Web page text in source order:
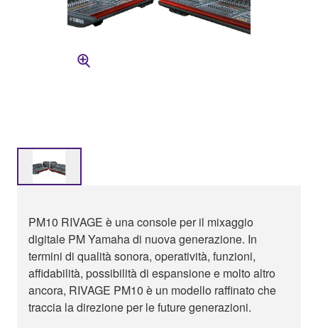
PM10 RIVAGE è una console per il mixaggio
digitale PM Yamaha di nuova generazione. In
termini di qualità sonora, operatività, funzioni,
affidabilità, possibilità di espansione e molto altro
ancora, RIVAGE PM10 è un modello raffinato che
traccia la direzione per le future generazioni.